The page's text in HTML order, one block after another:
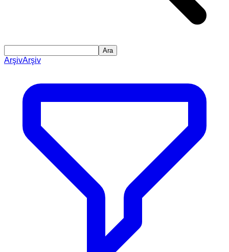
Ara
ArşivArşiv